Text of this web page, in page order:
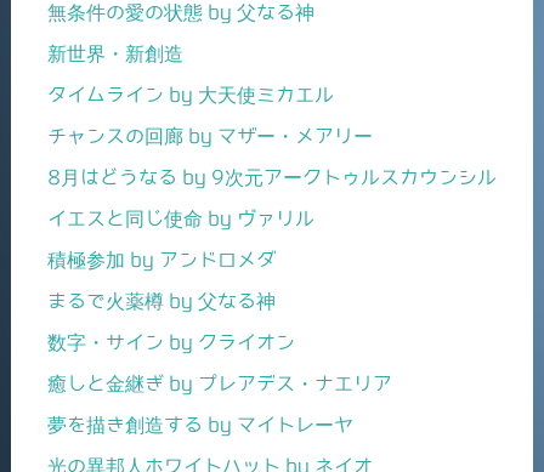
無条件の愛の状態 by 父なる神
新世界・新創造
タイムライン by 大天使ミカエル
チャンスの回廊 by マザー・メアリー
8月はどうなる by 9次元アークトゥルスカウンシル
イエスと同じ使命 by ヴァリル
積極参加 by アンドロメダ
まるで火薬樽 by 父なる神
数字・サイン by クライオン
癒しと金継ぎ by プレアデス・ナエリア
夢を描き創造する by マイトレーヤ
光の異邦人ホワイトハット by ネイオ